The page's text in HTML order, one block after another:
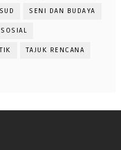
SENI DAN BUDAYA
SOSIAL
TAJUK RENCANA